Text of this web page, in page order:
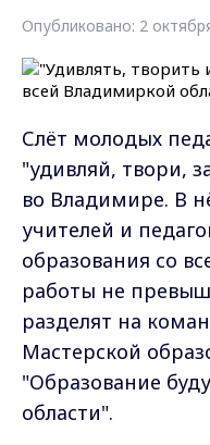
Опубликовано: 2
Слёт молодых
"удивляй, твори,
во Владимире. В
учителей и
образования со
работы не
разделят на
Мастерской
"Образование
области".